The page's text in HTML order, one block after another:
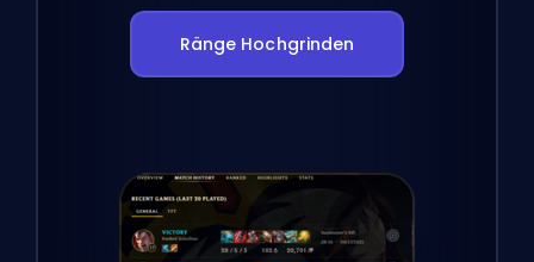
Ränge Hochgrinden